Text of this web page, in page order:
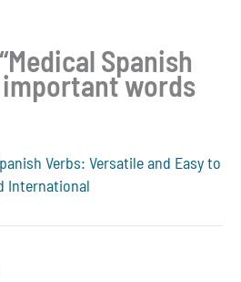
Spanish
important words
Verbs: Versatile and Easy to
International